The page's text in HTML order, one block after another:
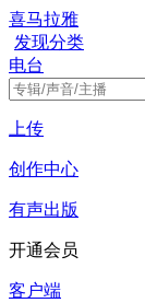
喜马拉雅
发现分类
电台
上传
创作中心
有声出版
开通会员
客户端